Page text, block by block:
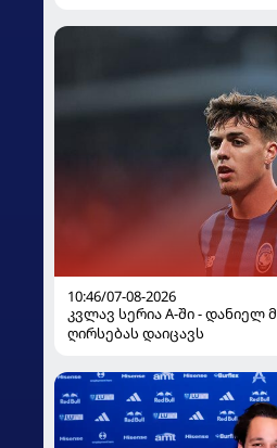
10:46/07-08-2026
კვლავ სერია A-ში - დანიელ
ღირსებას დაიცავს